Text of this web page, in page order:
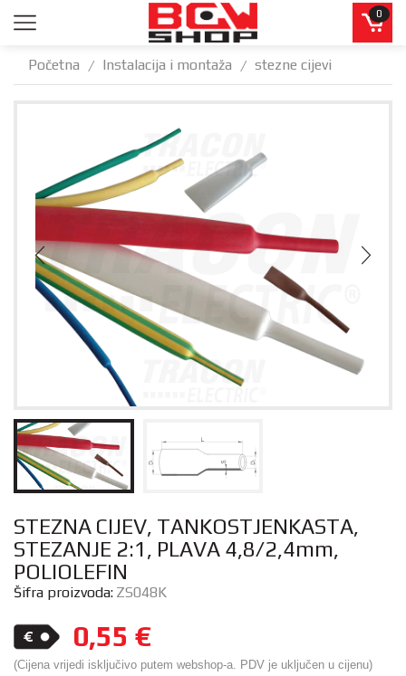
0
Početna / Instalacija i montaža / stezne cijevi
STEZNA CIJEV, TANKOSTJENKASTA,
STEZANJE 2:1, PLAVA 4,8/2,4mm,
POLIOLEFIN
Šifra proizvoda: ZS048K
0,55 €
(Cijena vrijedi isključivo putem webshop-a. PDV je uključen u cijenu)